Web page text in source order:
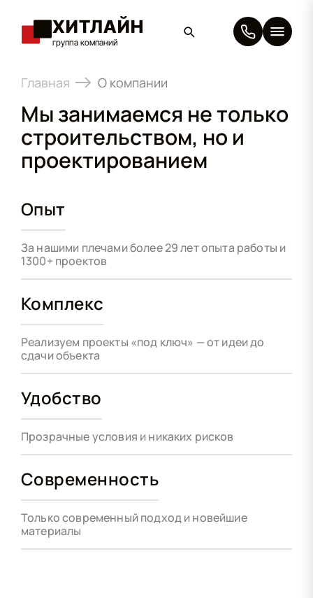
ХИТЛАЙН
группа компаний
Главная О компании
Мы занимаемся не только
строительством, но и
проектированием
Опыт
За нашими плечами более 29 лет опыта работы и
1300+ проектов
Комплекс
Реализуем проекты «под ключ» — от идеи до
сдачи объекта
Удобство
Прозрачные условия и никаких рисков
Современность
Только современный подход и новейшие
материалы